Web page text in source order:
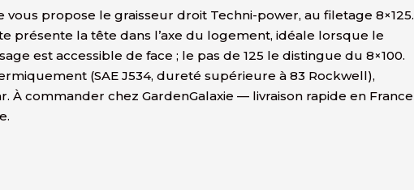
vous propose le graisseur droit Techni-power, au filetage 8×125.
présente la tête dans l’axe du logement, idéale lorsque le
est accessible de face ; le pas de 125 le distingue du 8×100.
(SAE J534, dureté supérieure à 83 Rockwell),
À commander chez GardenGalaxie — livraison rapide en France